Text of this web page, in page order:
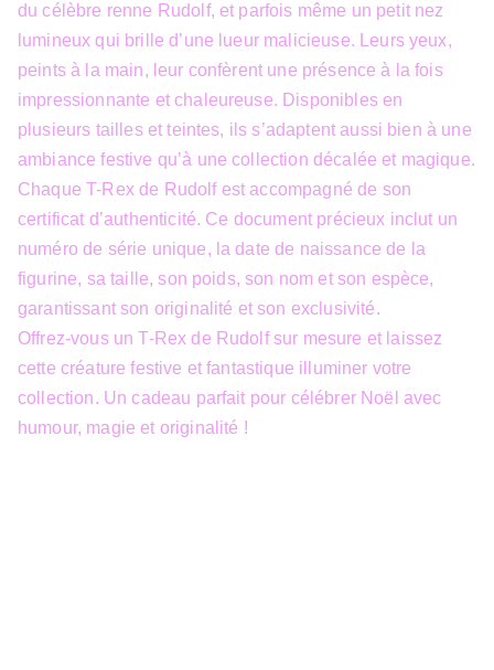
du célèbre renne Rudolf, et parfois même un petit nez
lumineux qui brille d’une lueur malicieuse. Leurs yeux,
peints à la main, leur confèrent une présence à la fois
impressionnante et chaleureuse. Disponibles en
plusieurs tailles et teintes, ils s’adaptent aussi bien à une
ambiance festive qu’à une collection décalée et magique.
Chaque T-Rex de Rudolf est accompagné de son
certificat d’authenticité. Ce document précieux inclut un
numéro de série unique, la date de naissance de la
figurine, sa taille, son poids, son nom et son espèce,
garantissant son originalité et son exclusivité.
Offrez-vous un T-Rex de Rudolf sur mesure et laissez
cette créature festive et fantastique illuminer votre
collection. Un cadeau parfait pour célébrer Noël avec
humour, magie et originalité !